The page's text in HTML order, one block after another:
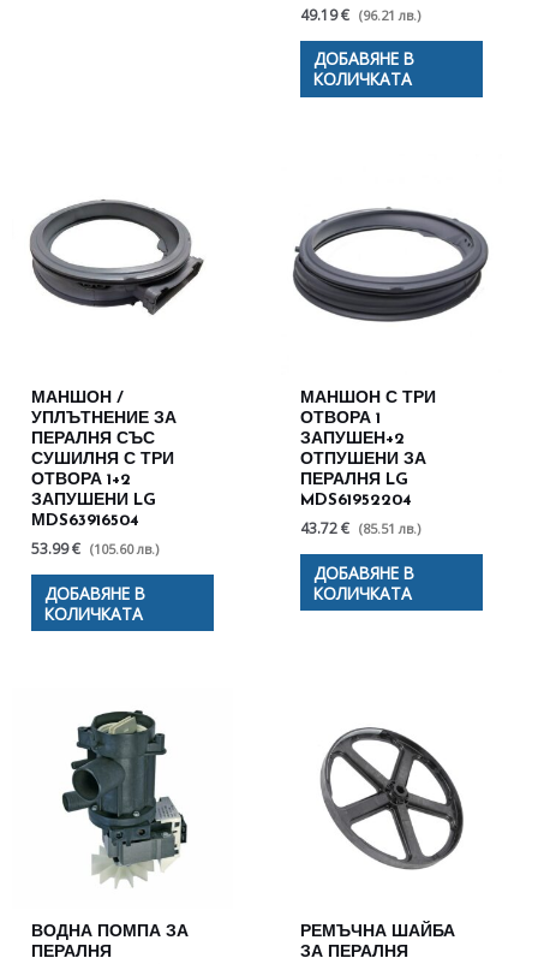
49.19 € (96.21 лв.)
ДОБАВЯНЕ В
КОЛИЧКАТА
МАНШОН /
УПЛЪТНЕНИЕ ЗА
ПЕРАЛНЯ СЪС
СУШИЛНЯ С ТРИ
ОТВОРА 1+2
ЗАПУШЕНИ LG
МDS63916504
53.99 € (105.60 лв.)
ДОБАВЯНЕ В
КОЛИЧКАТА
МАНШОН С ТРИ
ОТВОРА 1
ЗАПУШЕН+2
ОТПУШЕНИ ЗА
ПЕРАЛНЯ LG
MDS61952204
43.72 € (85.51 лв.)
ДОБАВЯНЕ В
КОЛИЧКАТА
ВОДНА ПОМПА ЗА
ПЕРАЛНЯ
РЕМЪЧНА ШАЙБА
ЗА ПЕРАЛНЯ